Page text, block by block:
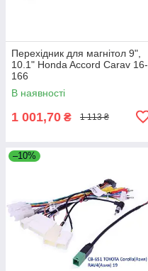
Перехідник для магнітол 9",
10.1" Honda Accord Carav 16-
166
В наявності
1 001,70 ₴ 1 113 ₴
–10%